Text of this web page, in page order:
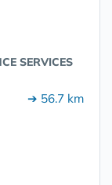
SERVICES
➔ 56.7 km